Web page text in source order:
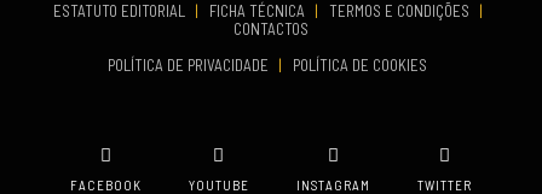
ESTATUTO EDITORIAL | FICHA TÉCNICA | TERMOS E CONDIÇÕES
|
CONTACTOS
POLÍTICA DE PRIVACIDADE
| POLÍTICA DE COOKIES
FACEBOOK YOUTUBE INSTAGRAM TWITTER